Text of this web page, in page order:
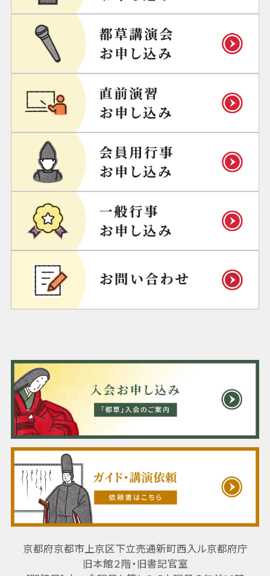
京都府京都市上京区下立売通新町西入ル京都府庁
旧本館２階・旧書記官室